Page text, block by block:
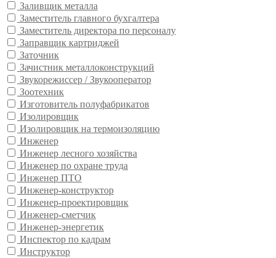
Заливщик металла
Заместитель главного бухгалтера
Заместитель директора по персоналу
Заправщик картриджей
Заточник
Зачистник металлоконструкций
Звукорежиссер / Звукооператор
Зоотехник
Изготовитель полуфабрикатов
Изолировщик
Изолировщик на термоизоляцию
Инженер
Инженер лесного хозяйства
Инженер по охране труда
Инженер ПТО
Инженер-конструктор
Инженер-проектировщик
Инженер-сметчик
Инженер-энергетик
Инспектор по кадрам
Инструктор